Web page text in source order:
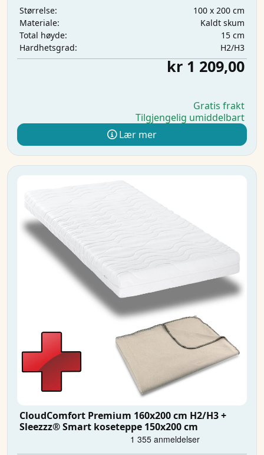
Størrelse:
100 x 200 cm
Materiale:
Kaldt skum
Total høyde:
15 cm
Hardhetsgrad:
H2/H3
kr 1 209,00
Gratis frakt
Tilgjengelig umiddelbart
Lær mer
CloudComfort Premium 160x200 cm H2/H3 +
Sleezzz® Smart koseteppe 150x200 cm